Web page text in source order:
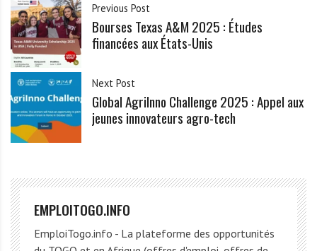
Previous Post
Bourses Texas A&M 2025 : Études
financées aux États-Unis
Next Post
Global AgriInno Challenge 2025 : Appel aux
jeunes innovateurs agro-tech
EMPLOITOGO.INFO
EmploiTogo.info - La plateforme des opportunités